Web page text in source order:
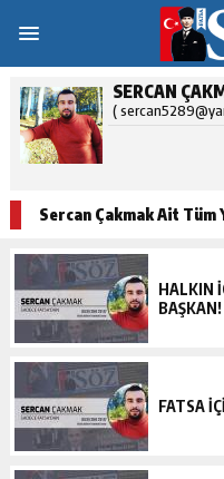
SERCAN
(
Sercan Çakmak Ait Tüm
HALKIN
BAŞKAN!
FATSA